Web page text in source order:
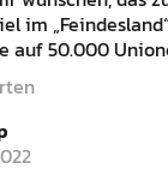
im
auf 50.000